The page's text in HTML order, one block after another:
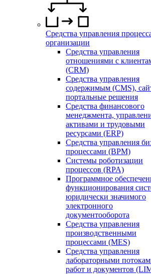
Средства управления
организации
Средства управления
отношениями с
(CRM)
Средства управления
содержимым (CMS),
портальные решения
Средства финансового
менеджмента,
активами и трудовыми
ресурсами (ERP)
Средства управления
процессами (BPM)
Системы роботизации
процессов (RPA)
Программное
функционирования
юридически значимого
электронного
документооборота
Средства управления
производственными
процессами (MES)
Средства управления
лабораторными
работ и документов